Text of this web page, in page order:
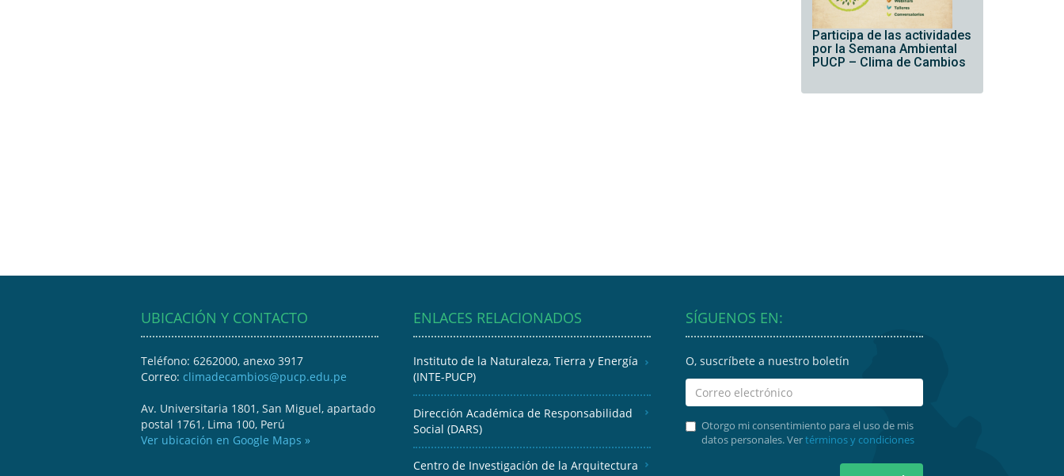
Participa de las actividades
por la Semana Ambiental
PUCP – Clima de Cambios
UBICACIÓN Y CONTACTO
Teléfono: 6262000, anexo 3917
Correo: climadecambios@pucp.edu.pe
Av. Universitaria 1801, San Miguel, apartado
postal 1761, Lima 100, Perú
Ver ubicación en Google Maps »
ENLACES RELACIONADOS
Instituto de la Naturaleza, Tierra y Energía
(INTE-PUCP)
Dirección Académica de Responsabilidad
Social (DARS)
Centro de Investigación de la Arquitectura
SÍGUENOS EN:
O, suscríbete a nuestro boletín
Otorgo mi consentimiento para el uso de mis
datos personales. Vertérminos y condiciones